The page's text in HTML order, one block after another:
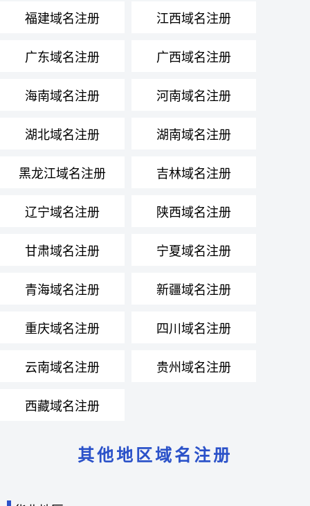
福建域名注册 江西域名注册
广东域名注册 广西域名注册
海南域名注册 河南域名注册
湖北域名注册 湖南域名注册
黑龙江域名注册 吉林域名注册
辽宁域名注册 陕西域名注册
甘肃域名注册 宁夏域名注册
青海域名注册 新疆域名注册
重庆域名注册 四川域名注册
云南域名注册 贵州域名注册
西藏域名注册
其他地区域名注册